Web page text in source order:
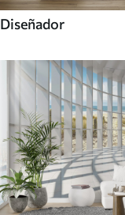
Diseñador